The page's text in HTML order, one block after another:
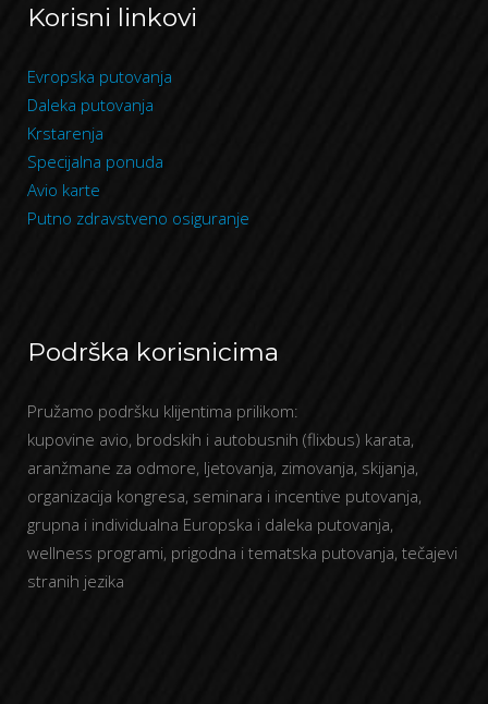
Korisni linkovi
Evropska putovanja
Daleka putovanja
Krstarenja
Specijalna ponuda
Avio karte
Putno zdravstveno osiguranje
Podrška korisnicima
Pružamo podršku klijentima prilikom:
kupovine avio, brodskih i autobusnih (flixbus) karata,
aranžmane za odmore, ljetovanja, zimovanja, skijanja,
organizacija kongresa, seminara i incentive putovanja,
grupna i individualna Europska i daleka putovanja,
wellness programi, prigodna i tematska putovanja, tečajevi
stranih jezika